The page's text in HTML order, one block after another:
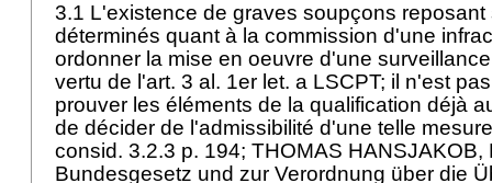
3.1 L'existence de graves soupçons reposant
déterminés quant à la commission d'une
ordonner la mise en oeuvre d'une
vertu de l'art. 3 al. 1er let. a LSCPT; il n'est
prouver les éléments de la qualification déjà
de décider de l'admissibilité d'une telle
consid. 3.2.3 p. 194; THOMAS HANSJAKOB,
Bundesgesetz und zur Verordnung über die